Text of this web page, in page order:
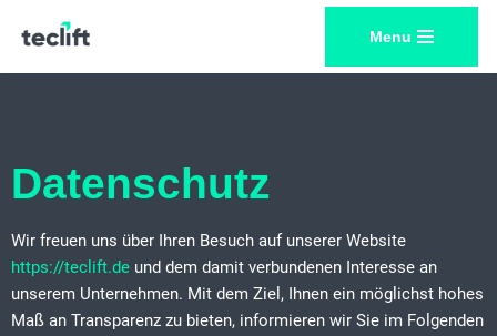
Menu
Datenschutz
Wir freuen uns über Ihren Besuch auf unserer Website
https://teclift.de und dem damit verbundenen Interesse an
unserem Unternehmen. Mit dem Ziel, Ihnen ein möglichst hohes
Maß an Transparenz zu bieten, informieren wir Sie im Folgenden